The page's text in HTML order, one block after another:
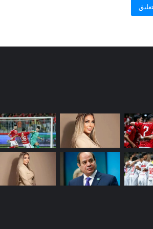
السيسي يصدر قرارًا رئاسيًا جديدًا يهم